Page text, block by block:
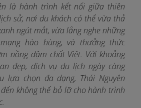
là hành trình kết nối giữa thiên
sử, nơi du khách có thể vừa thả
ngút mắt, vừa lắng nghe những
hào hùng, và thưởng thức
nồng đậm chất Việt. Với khoảng
đẹp, dịch vụ du lịch ngày càng
lựa chọn đa dạng, Thái Nguyên
không thể bỏ lỡ cho hành trình